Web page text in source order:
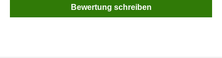
Bewertung schreiben